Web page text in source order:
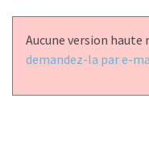
Aucune version
demandez-la par e-